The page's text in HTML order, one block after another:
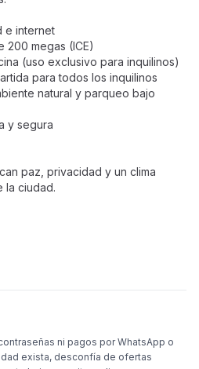
e internet
200 megas (ICE)
(uso exclusivo para inquilinos)
para todos los inquilinos
natural y parqueo bajo
y segura
paz, privacidad y un clima
la ciudad.
ni pagos por WhatsApp o
exista, desconfía de ofertas